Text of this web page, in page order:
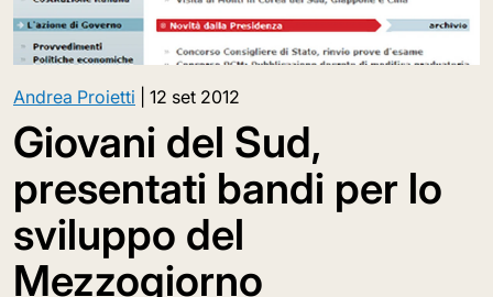
Andrea Proietti 12 set 2012
Giovani del Sud,
presentati bandi per lo
sviluppo del
Mezzogiorno